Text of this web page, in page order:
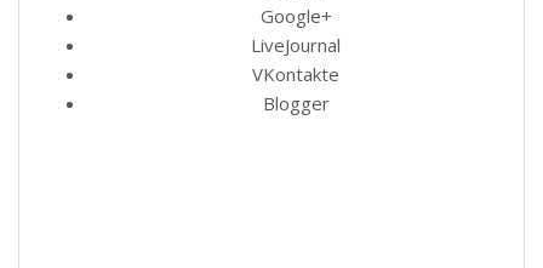
Google+
LiveJournal
VKontakte
Blogger